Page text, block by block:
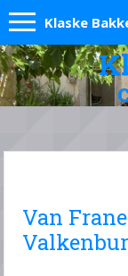
Klaske
Van